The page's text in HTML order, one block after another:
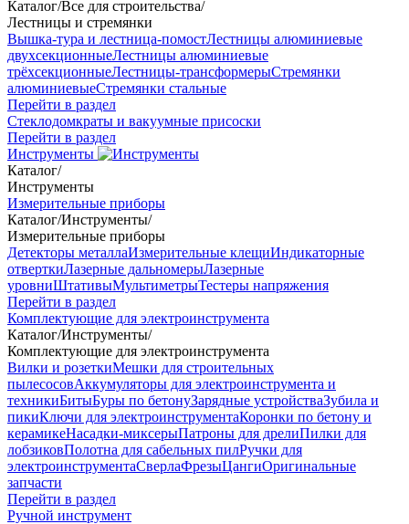
Каталог/Все для строительства/
Лестницы и стремянки
Вышка-тура и лестница-помостЛестницы алюминиевые
двухсекционныеЛестницы алюминиевые
трёхсекционныеЛестницы-трансформерыСтремянки
алюминиевыеСтремянки стальные
Перейти в раздел
Стеклодомкраты и вакуумные присоски
Перейти в раздел
Инструменты
Каталог/
Инструменты
Измерительные приборы
Каталог/Инструменты/
Измерительные приборы
Детекторы металлаИзмерительные клещиИндикаторные
отверткиЛазерные дальномерыЛазерные
уровниШтативыМультиметрыТестеры напряжения
Перейти в раздел
Комплектующие для электроинструмента
Каталог/Инструменты/
Комплектующие для электроинструмента
Вилки и розеткиМешки для строительных
пылесосовАккумуляторы для электроинструмента и
техникиБитыБуры по бетонуЗарядные устройстваЗубила и
пикиКлючи для электроинструментаКоронки по бетону и
керамикеНасадки-миксерыПатроны для дрелиПилки для
лобзиковПолотна для сабельных пилРучки для
электроинструментаСверлаФрезыЦангиОригинальные
запчасти
Перейти в раздел
Ручной инструмент